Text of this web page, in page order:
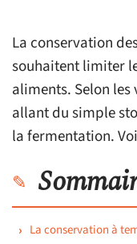
La conservation
souhaitent limiter
aliments. Selon
allant du simple
la fermentation.
La conservation à